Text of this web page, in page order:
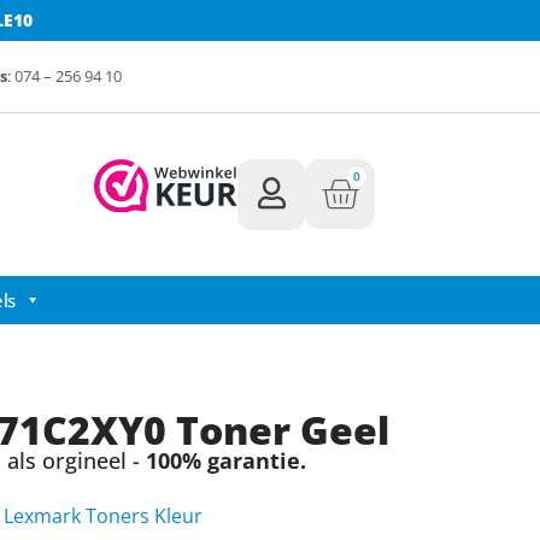
: 074 – 256 94 10
0
Toner Geel
orgineel - 100% garantie.
Lexmark Toners Kleur